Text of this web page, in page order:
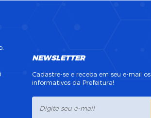
NEWSLETTER
Cadastre-se e receba em seu e-mail os
informativos da Prefeitura!